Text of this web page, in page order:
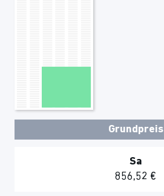
Grundpreis
Sa
856,52 €